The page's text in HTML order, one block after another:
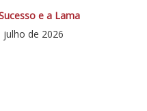
e a Lama
julho de 2026